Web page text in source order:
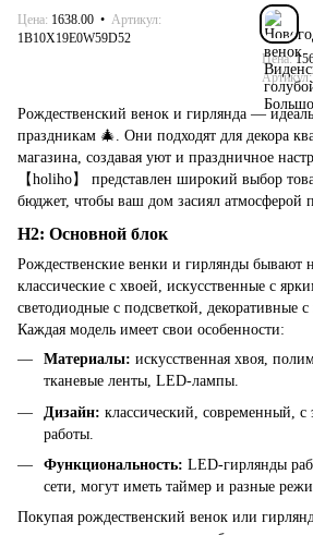
Рождественский венок и гирлянда —
праздникам 🎄. Они подходят для декора
магазина, создавая уют и праздничное
【holiho】 представлен широкий выбор
бюджет, чтобы ваш дом засиял атмосферой
H2: Основной блок
Рождественские венки и гирлянды бывают
классические с хвоей, искусственные с
светодиодные с подсветкой,
Каждая модель имеет свои особенности:
Материалы: искусственная хвоя,
тканевые ленты, LED-лампы.
Дизайн: классический, современный, с
работы.
Функциональность: LED-гирлянды
сети, могут иметь таймер и разные
Покупая рождественский венок или
Цена 1638.00
Артикул
1B10X19E0W59D52
Цена
Артикул